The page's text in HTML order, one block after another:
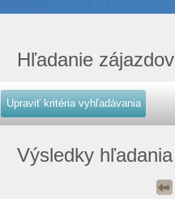
Hľadanie zájazdov
Výsledky hľadania